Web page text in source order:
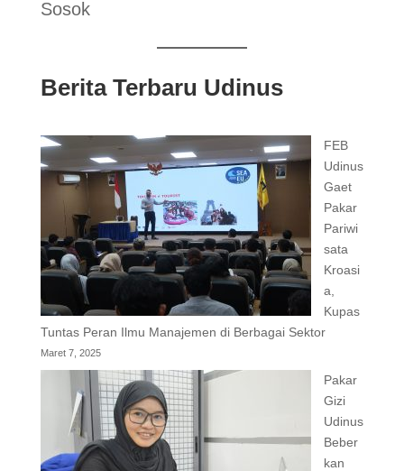
Sosok
Berita Terbaru Udinus
FEB
Udinus
Gaet
Pakar
Pariwi
sata
Kroasi
a,
Kupas
Tuntas Peran Ilmu Manajemen di Berbagai Sektor
Maret 7, 2025
Pakar
Gizi
Udinus
Beber
kan